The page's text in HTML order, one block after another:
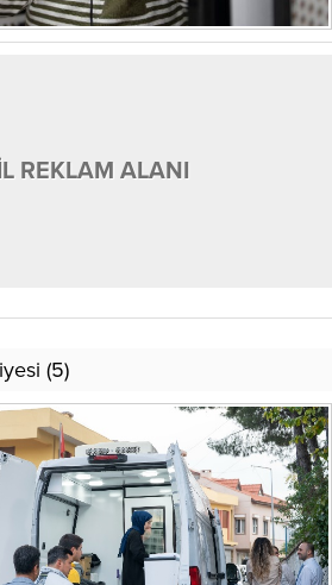
REKLAM ALANI
(5)